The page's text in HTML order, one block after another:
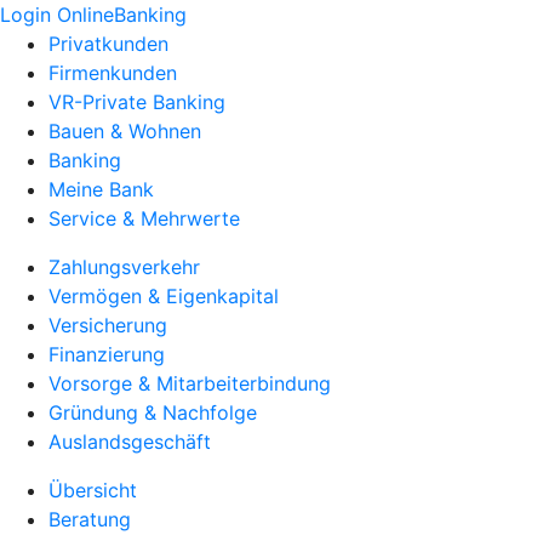
Login OnlineBanking
Privatkunden
Firmenkunden
VR-Private Banking
Bauen & Wohnen
Banking
Meine Bank
Service & Mehrwerte
Zahlungsverkehr
Vermögen & Eigenkapital
Versicherung
Finanzierung
Vorsorge & Mitarbeiterbindung
Gründung & Nachfolge
Auslandsgeschäft
Übersicht
Beratung